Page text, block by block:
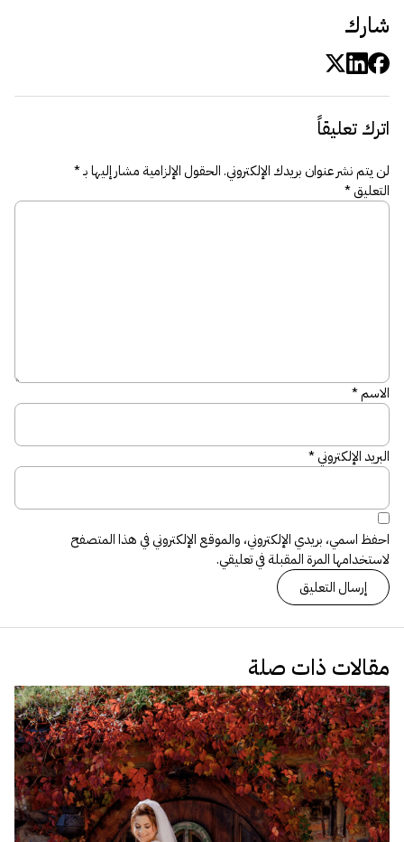
شارك
اترك تعليقاً
لن يتم نشر عنوان بريدك الإلكتروني.الحقول الإلزامية مشار إليها بـ*
التعليق*
الاسم*
البريد الإلكتروني*
احفظ اسمي، بريدي الإلكتروني، والموقع الإلكتروني في هذا المتصفح
لاستخدامها المرة المقبلة في تعليقي.
مقالات ذات صلة